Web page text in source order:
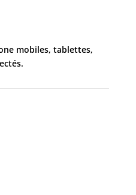
mobiles, tablettes,